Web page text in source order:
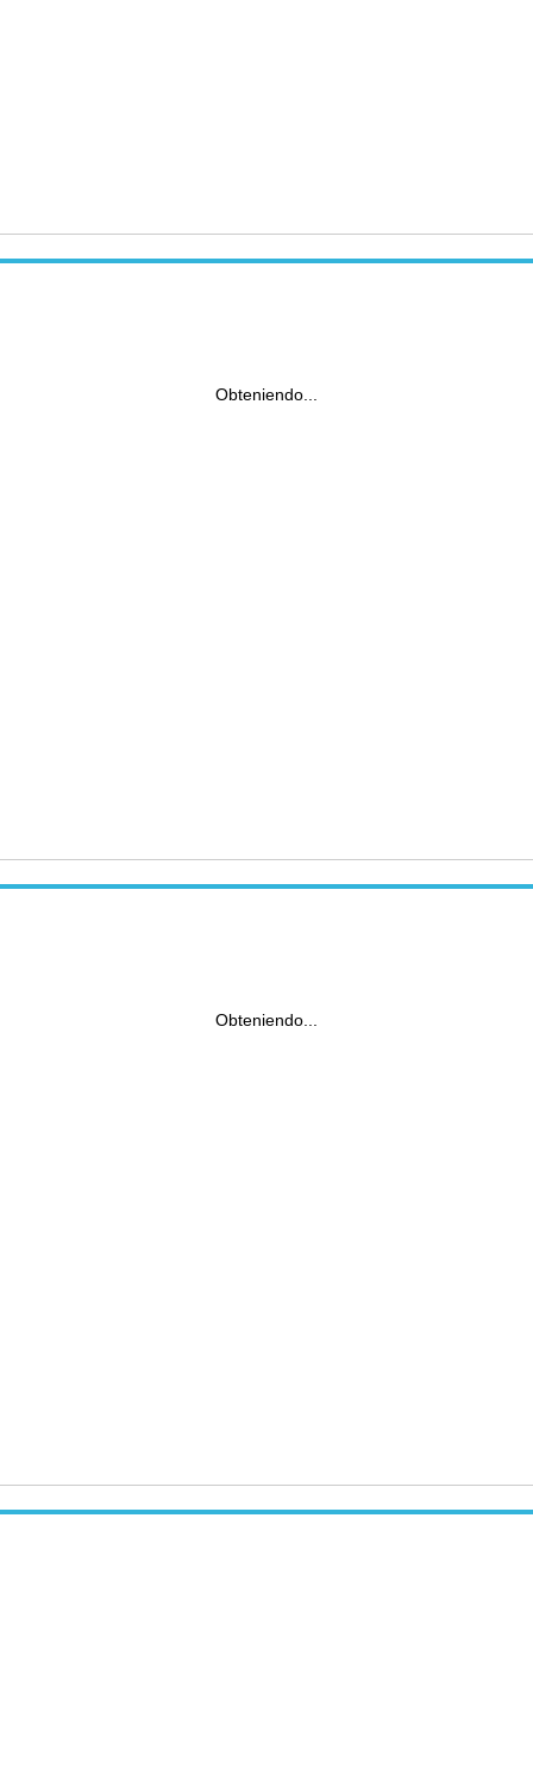
Obteniendo...
Obteniendo...